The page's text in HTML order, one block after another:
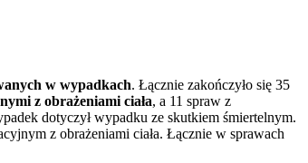
w wypadkach. Łącznie zakończyło się 35
z obrażeniami ciała, a 11 spraw z
dotyczył wypadku ze skutkiem śmiertelnym.
z obrażeniami ciała. Łącznie w sprawach